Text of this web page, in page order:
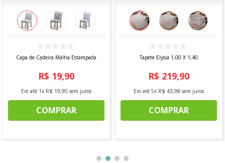
Capa de Cadeira Malha Estampada
R$ 19,90
Em até 1x R$ 19,90 sem juros
COMPRAR
Tapete Elysia 1,00 X 1,40
R$ 219,90
Em até 5x R$ 43,98 sem juros
COMPRAR